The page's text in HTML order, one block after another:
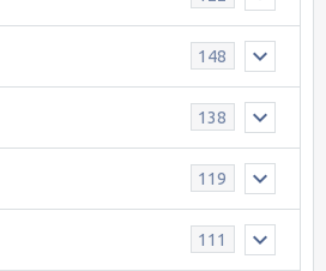
148
138
119
111